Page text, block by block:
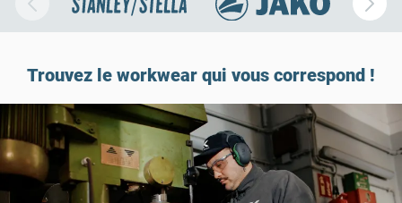
Trouvez le workwear qui vous correspond !